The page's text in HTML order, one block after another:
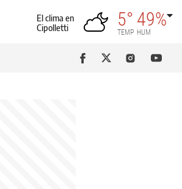
El clima en
Cipolletti
5°
TEMP
49%
HUM